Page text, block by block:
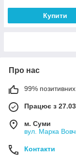
Купити
Про нас
99% позитивних
Працює з
м. Суми
вул. Марка
Контакти